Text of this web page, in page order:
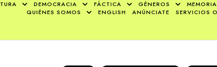
DEMOCRACIA FÁCTICA GÉNEROS MEMORIA
QUIÉNES SOMOS
ENGLISH ANÚNCIATE SERVICIOS